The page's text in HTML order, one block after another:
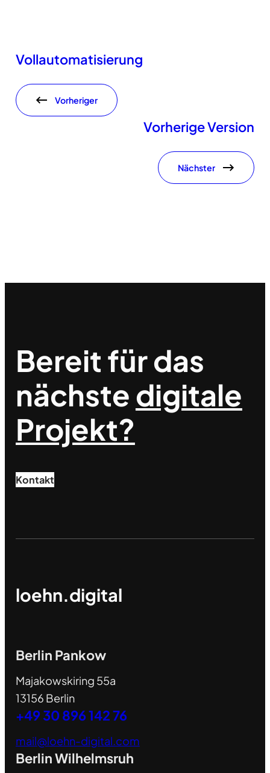
Vollautomatisierung
Vorheriger
Vorherige Version
Nächster
Bereit für das
nächstedigitale
Projekt?
Kontakt
loehn.digital
Berlin Pankow
Majakowskiring 55a
13156 Berlin
+49 30 896 142 76
mail@loehn-digital.com
Berlin Wilhelmsruh